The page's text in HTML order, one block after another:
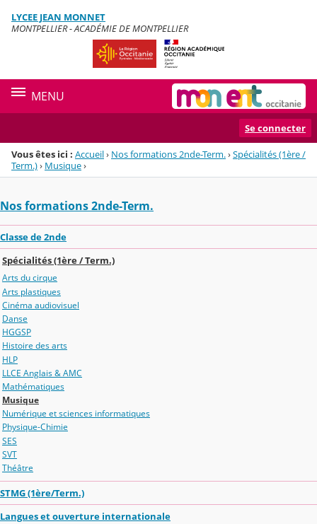
Menu de la rubrique
Contenu
LYCEE JEAN MONNET
MONTPELLIER - ACADÉMIE DE MONTPELLIER
MENU
Se connecter
Vous êtes ici : Accueil› Nos formations 2nde-Term.›Spécialités (1ère /
Term.)› Musique›
Nos formations 2nde-Term.
Classe de 2nde
Spécialités (1ère / Term.)
Arts du cirque
Arts plastiques
Cinéma audiovisuel
Danse
HGGSP
Histoire des arts
HLP
LLCE Anglais & AMC
Mathématiques
Musique
Numérique et sciences informatiques
Physique-Chimie
SES
SVT
Théâtre
STMG (1ère/Term.)
Langues et ouverture internationale